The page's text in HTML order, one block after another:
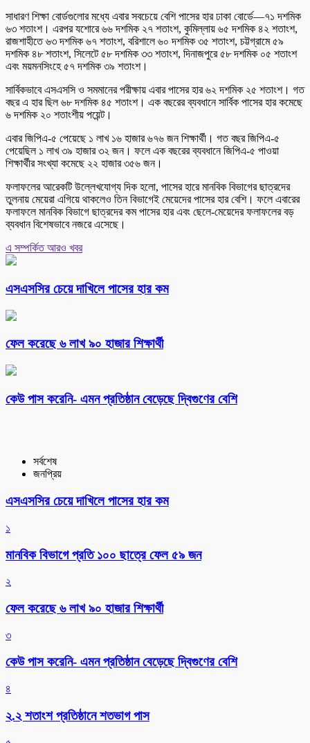
সাধারণ শিক্ষা বোর্ডগুলোর মধ্যে এবার সবচেয়ে বেশি পাসের হার ঢাকা বোর্ডে—৭১ দশমিক
৬৩ শতাংশ। এরপর যশোরে ৬৬ দশমিক ২৭ শতাংশ, কুমিল্লায় ৬৫ দশমিক ৪২ শতাংশ,
রাজশাহীতে ৬৩ দশমিক ৬৭ শতাংশ, বরিশালে ৬০ দশমিক ৩৫ শতাংশ, চট্টগ্রামে ৫৯
দশমিক ৪৮ শতাংশ, সিলেটে ৫৮ দশমিক ৩৩ শতাংশ, দিনাজপুরে ৫৮ দশমিক ০৫ শতাংশ
এবং ময়মনসিংহে ৫৭ দশমিক ৩৯ শতাংশ।
সার্বিকভাবে এসএসসি ও সমমানের পরীক্ষায় এবার পাসের হার ৬২ দশমিক ২৫ শতাংশ। গত
বছর এ হার ছিল ৬৮ দশমিক ৪৫ শতাংশ। এক বছরের ব্যবধানে সার্বিক পাসের হার কমেছে
৬ দশমিক ২০ শতাংশীয় পয়েন্ট।
এবার জিপিএ-৫ পেয়েছে ১ লাখ ১৬ হাজার ৬৭৬ জন শিক্ষার্থী। গত বছর জিপিএ-৫
পেয়েছিল ১ লাখ ৩৯ হাজার ৩২ জন। ফলে এক বছরের ব্যবধানে জিপিএ-৫ পাওয়া
শিক্ষার্থীর সংখ্যা কমেছে ২২ হাজার ৩৫৬ জন।
ফলাফলের আরেকটি উল্লেখযোগ্য দিক হলো, পাসের হারে মানবিক বিভাগের ছাত্রদের
তুলনায় মেয়েরা এগিয়ে থাকলেও তিন বিভাগেই মেয়েদের পাসের হার বেশি। ফলে এবারের
ফলাফলে মানবিক বিভাগে ছাত্রদের কম পাসের হার এবং ছেলে-মেয়েদের ফলাফলের বড়
ব্যবধান বিশেষভাবে নজরে এসেছে।
এ সম্পর্কিত আরও খবর
এসএসসির চেয়ে দাখিলে পাসের হার কম
ফেল করেছে ৬ লাখ ৯০ হাজার শিক্ষার্থী
কেউ পাস করেনি- এমন প্রতিষ্ঠান বেড়েছে দ্বিগুণের বেশি
সর্বশেষ
জনপ্রিয়
এসএসসির চেয়ে দাখিলে পাসের হার কম
১
মানবিক বিভাগে প্রতি ১০০ ছাত্রে ফেল ৫৯ জন
২
ফেল করেছে ৬ লাখ ৯০ হাজার শিক্ষার্থী
৩
কেউ পাস করেনি- এমন প্রতিষ্ঠান বেড়েছে দ্বিগুণের বেশি
৪
২.২ শতাংশ প্রতিষ্ঠানে শতভাগ পাস